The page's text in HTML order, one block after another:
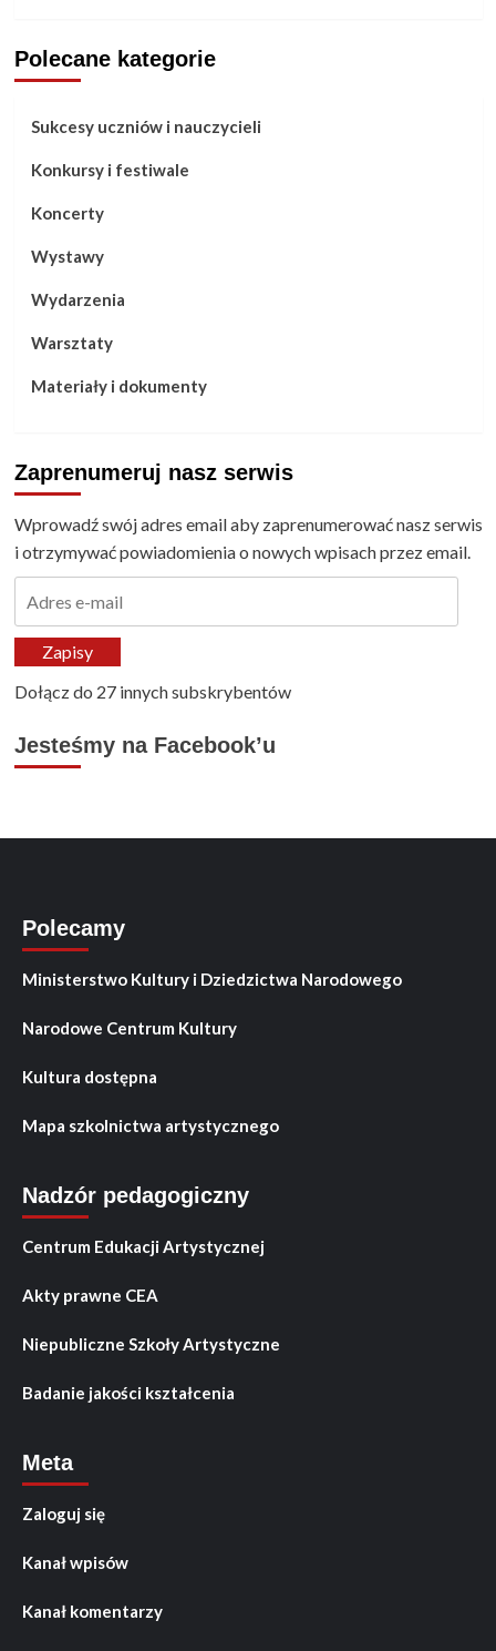
Polecane kategorie
Sukcesy uczniów i nauczycieli
Konkursy i festiwale
Koncerty
Wystawy
Wydarzenia
Warsztaty
Materiały i dokumenty
Zaprenumeruj nasz serwis
Wprowadź swój adres email aby zaprenumerować nasz serwis
i otrzymywać powiadomienia o nowych wpisach przez email.
mailZapisy
Dołącz do 27 innych subskrybentów
Jesteśmy na Facebook’u
Polecamy
Ministerstwo Kultury i Dziedzictwa Narodowego
Narodowe Centrum Kultury
Kultura dostępna
Mapa szkolnictwa artystycznego
Nadzór pedagogiczny
Centrum Edukacji Artystycznej
Akty prawne CEA
Niepubliczne Szkoły Artystyczne
Badanie jakości kształcenia
Meta
Zaloguj się
Kanał wpisów
Kanał komentarzy